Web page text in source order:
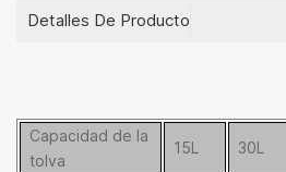
Detalles De Producto
Capacidad de la
tolva
15L 30L